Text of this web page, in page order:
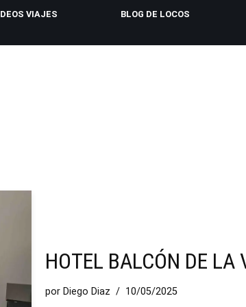
VIAJES BLOG DE LOCOS
HOTEL BALCÓN DE LA
por Diego Diaz 10/05/2025